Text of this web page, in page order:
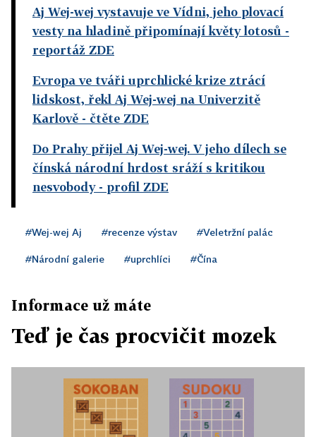
Aj Wej-wej vystavuje ve Vídni, jeho plovací
vesty na hladině připomínají květy lotosů -
reportáž ZDE
Evropa ve tváři uprchlické krize ztrácí
lidskost, řekl Aj Wej-wej na Univerzitě
Karlově - čtěte ZDE
Do Prahy přijel Aj Wej-wej. V jeho dílech se
čínská národní hrdost sráží s kritikou
nesvobody- profil ZDE
#Wej-wej Aj #recenze výstav #Veletržní palác
#Národní galerie #uprchlíci #Čína
Informace už máte
Teď je čas procvičit mozek